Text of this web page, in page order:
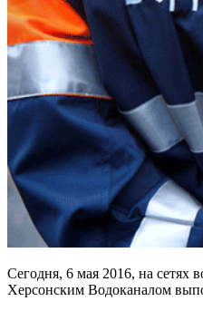
Сегодня, 6 мая 2016, на сетях
Херсонским Водоканалом